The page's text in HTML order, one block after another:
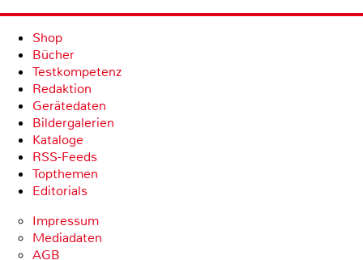
Shop
Bücher
Testkompetenz
Redaktion
Gerätedaten
Bildergalerien
Kataloge
RSS-Feeds
Topthemen
Editorials
Impressum
Mediadaten
AGB